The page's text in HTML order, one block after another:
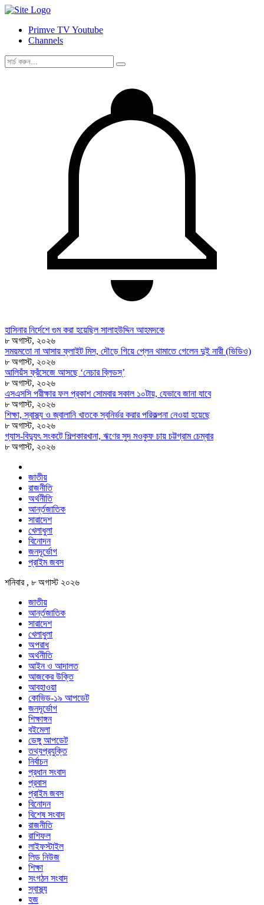
Primve TV Youtube
Channels
হাসিনার নির্দেশে গুম করা হয়েছিল সালাহউদ্দিন আহমদকে
৮ অগাস্ট, ২০২৬
সময়মতো না আসায় ফ্লাইট মিস, দৌড়ে গিয়ে প্লেন থামাতে গেলেন দুই নারী (ভিডিও)
৮ অগাস্ট, ২০২৬
আলিয়ঁস ফ্রঁসেজে আসছে ‘নেচার ব্লিডস্’
৮ অগাস্ট, ২০২৬
এসএসসি পরীক্ষার ফল প্রকাশ সোমবার সকাল ১০টায়, যেভাবে জানা যাবে
৮ অগাস্ট, ২০২৬
শিক্ষা, স্বাস্থ্য ও জ্বালানি খাতকে স্বনির্ভর করার পরিকল্পনা নেওয়া হয়েছে
৮ অগাস্ট, ২০২৬
গ্যাস-বিদ্যুৎ সংকটে শিল্পকারখানা, ঋণের সুদ মওকুফ চায় চট্টগ্রাম চেম্বার
৮ অগাস্ট, ২০২৬
জাতীয়
রাজনীতি
অর্থনীতি
আর্ন্তজাতিক
সারাদেশ
খেলাধুলা
বিনোদন
জনদূর্ভোগ
প্রাইম জবস
শনিবার , ৮ অগাস্ট ২০২৬
জাতীয়
আর্ন্তজাতিক
সারাদেশ
খেলাধুলা
অপরাধ
অর্থনীতি
আইন ও আদালত
আজকের উক্তি
আবহাওয়া
কোভিড-১৯ আপডেট
জনদূর্ভোগ
শিক্ষাঙ্গন
বইমেলা
ডেঙ্গু আপডেট
তথ্যপ্রযুক্তি
নির্বাচন
প্রধান সংবাদ
প্রবাস
প্রাইম জবস
বিনোদন
বিশেষ সংবাদ
রাজনীতি
রাশিফল
লাইফস্টাইল
লিড নিউজ
শিক্ষা
সংগঠন সংবাদ
স্বাস্থ্য
হজ